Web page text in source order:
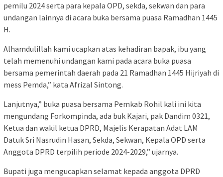
pemilu 2024 serta para kepala OPD, sekda, sekwan dan para
undangan lainnya di acara buka bersama puasa Ramadhan 1445
H.
Alhamdulillah kami ucapkan atas kehadiran bapak, ibu yang
telah memenuhi undangan kami pada acara buka puasa
bersama pemerintah daerah pada 21 Ramadhan 1445 Hijriyah di
mess Pemda,” kata Afrizal Sintong.
Lanjutnya,” buka puasa bersama Pemkab Rohil kali ini kita
mengundang Forkompinda, ada buk Kajari, pak Dandim 0321,
Ketua dan wakil ketua DPRD, Majelis Kerapatan Adat LAM
Datuk Sri Nasrudin Hasan, Sekda, Sekwan, Kepala OPD serta
Anggota DPRD terpilih periode 2024-2029,” ujarnya.
Bupati juga mengucapkan selamat kepada anggota DPRD